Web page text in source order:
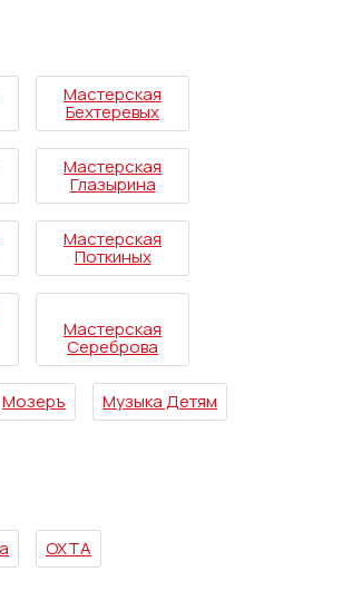
Мастерская
Бехтеревых
Мастерская
Глазырина
Мастерская
Поткиных
Мастерская
Сереброва
Мозеръ Музыка Детям
ОХТА